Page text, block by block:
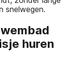
snelwegen.
huren